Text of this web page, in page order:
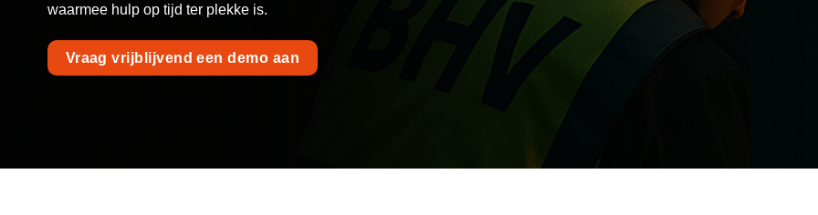
waarmee hulp op tijd ter plekke is.
Vraag vrijblijvend een demo aan